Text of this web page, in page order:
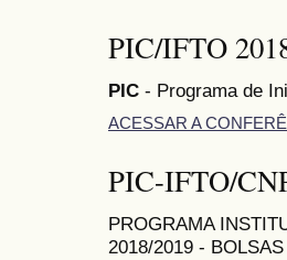
PIC/IFTO
PIC - Programa de
ACESSAR A
PIC-IFTO/
PROGRAMA
2018/2019 -